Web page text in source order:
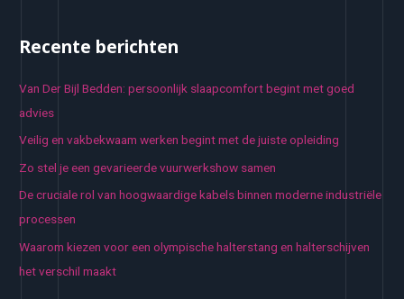
Recente berichten
Van Der Bijl Bedden: persoonlijk slaapcomfort begint met goed
advies
Veilig en vakbekwaam werken begint met de juiste opleiding
Zo stel je een gevarieerde vuurwerkshow samen
De cruciale rol van hoogwaardige kabels binnen moderne industriële
processen
Waarom kiezen voor een olympische halterstang en halterschijven
het verschil maakt